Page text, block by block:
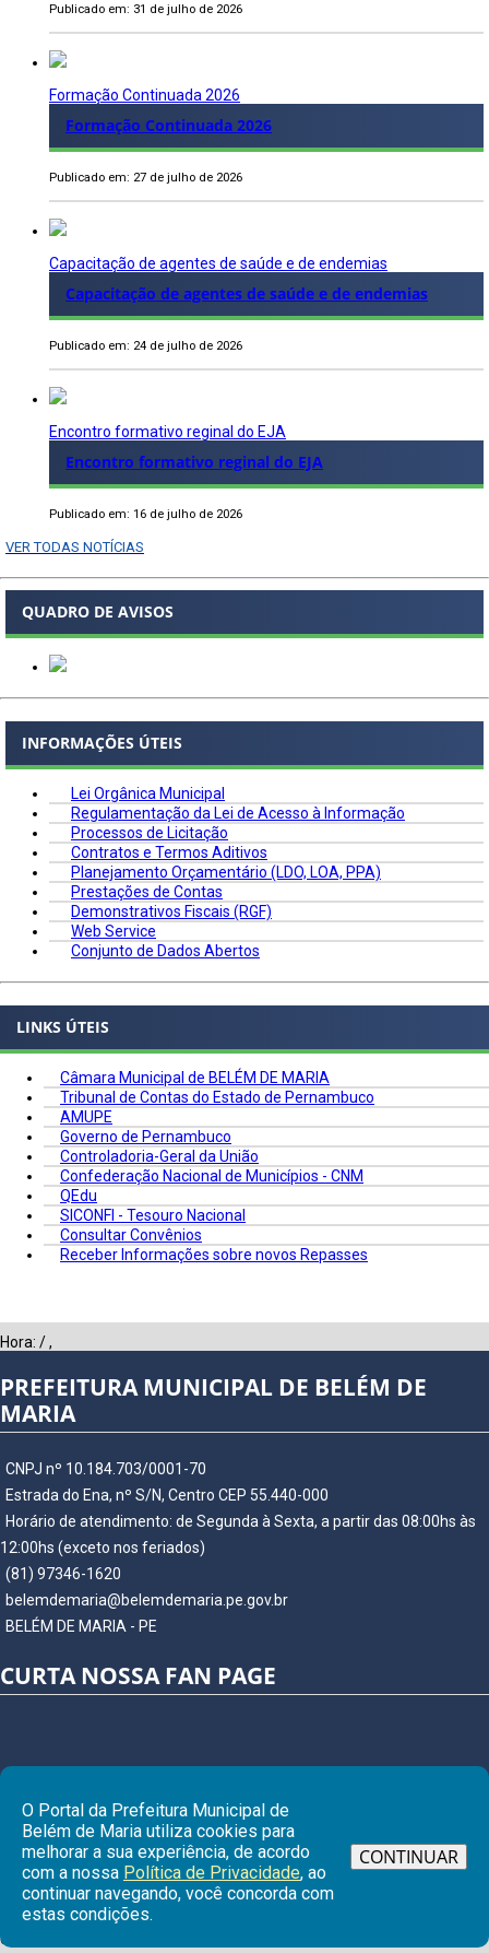
Publicado em: 31 de julho de 2026
Formação Continuada 2026
Formação Continuada 2026
Publicado em: 27 de julho de 2026
Capacitação de agentes de saúde e de endemias
Capacitação de agentes de saúde e de endemias
Publicado em: 24 de julho de 2026
Encontro formativo reginal do EJA
Encontro formativo reginal do EJA
Publicado em: 16 de julho de 2026
VER TODAS NOTÍCIAS
QUADRO DE AVISOS
INFORMAÇÕES ÚTEIS
Lei Orgânica Municipal
Regulamentação da Lei de Acesso à Informação
Processos de Licitação
Contratos e Termos Aditivos
Planejamento Orçamentário (LDO, LOA, PPA)
Prestações de Contas
Demonstrativos Fiscais (RGF)
Web Service
Conjunto de Dados Abertos
LINKS ÚTEIS
Câmara Municipal de BELÉM DE MARIA
Tribunal de Contas do Estado de Pernambuco
AMUPE
Governo de Pernambuco
Controladoria-Geral da União
Confederação Nacional de Municípios - CNM
QEdu
SICONFI - Tesouro Nacional
Consultar Convênios
Receber Informações sobre novos Repasses
Hora: /,
PREFEITURA MUNICIPAL DE BELÉM DE
MARIA
CNPJ nº 10.184.703/0001-70
Estrada do Ena, nº S/N, Centro CEP 55.440-000
Horário de atendimento: de Segunda à Sexta, a partir das 08:00hs às
12:00hs (exceto nos feriados)
(81) 97346-1620
belemdemaria@belemdemaria.pe.gov.br
BELÉM DE MARIA - PE
CURTA NOSSA FAN PAGE
© Copyright 2026 Prefeitura Municipal de BELÉM DE MARIA | Todos os
direitos reservados
O Portal da Prefeitura Municipal de
Belém de Maria utiliza cookies para
melhorar a sua experiência, de acordo
com a nossa Política de Privacidade, ao
continuar navegando, você concorda com
estas condições.
CONTINUAR